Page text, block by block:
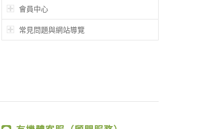
會員中心
常見問題與網站導覽